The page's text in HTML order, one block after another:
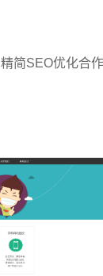
精简SEO优化合